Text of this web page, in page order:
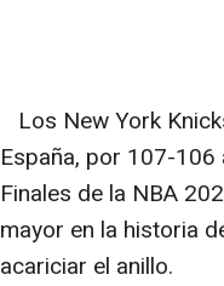
Los New York
España, por 107-
Finales de la NBA
mayor en la historia
acariciar el anillo.